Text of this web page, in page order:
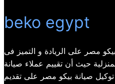
beko egypt
مصر على الريادة و التميز فى
حيث أن تقييم عملاء صيانة
صيانة بيكو مصر على تقديم